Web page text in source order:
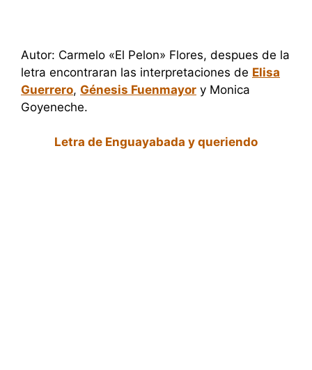
Autor: Carmelo «El Pelon» Flores, despues de la
letra encontraran las interpretaciones de Elisa
Guerrero, Génesis Fuenmayor y Monica
Goyeneche.
Letra de Enguayabada y queriendo